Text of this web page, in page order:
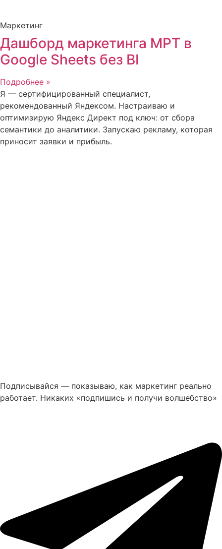
Маркетинг
Дашборд маркетинга МРТ в
Google Sheets без BI
Подробнее »
Я — сертифицированный специалист,
рекомендованный Яндексом. Настраиваю и
оптимизирую Яндекс Директ под ключ: от сбора
семантики до аналитики. Запускаю рекламу, которая
приносит заявки и прибыль.
Подписывайся — показываю, как маркетинг реально
работает. Никаких «подпишись и получи волшебство»